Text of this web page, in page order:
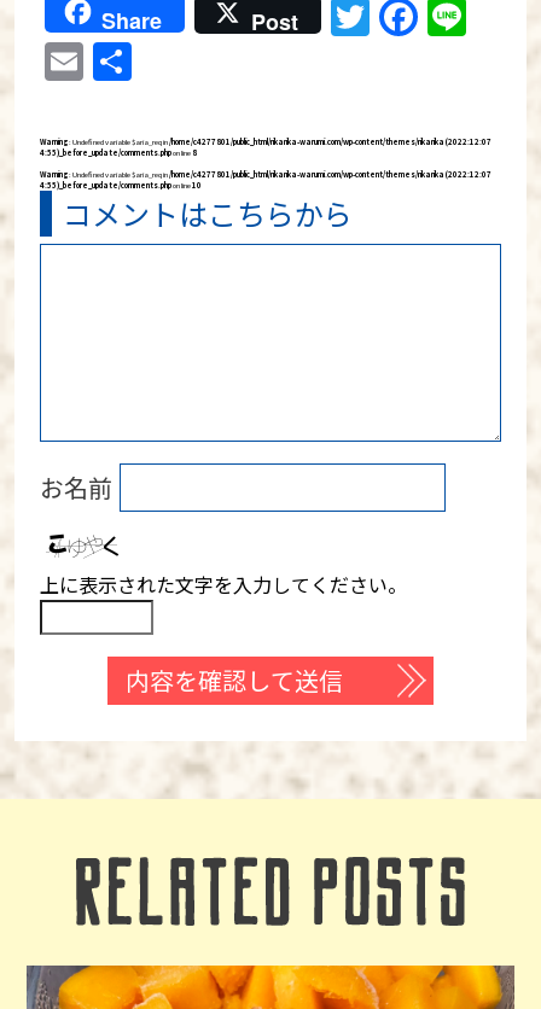
Share Post Twitter
Email
Warning: Undefined variable $aria_req in/home/c4277801/public_html/rikarika-warumi.com/wp-content/themes/rikarika (2022:12:07
4:55)_before_update/comments.phpon line 8
Warning: Undefined variable $aria_req in/home/c4277801/public_html/rikarika-warumi.com/wp-content/themes/rikarika (2022:12:07
4:55)_before_update/comments.phpon line10
コメントはこちらから
お名前
上に表示された文字を入力してください。